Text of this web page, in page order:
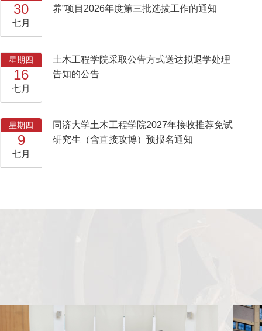
30
七月
养”项目2026年度第三批选拔工作的通知
星期四
16
七月
土木工程学院采取公告方式送达拟退学处理
告知的公告
星期四
9
七月
同济大学土木工程学院2027年接收推荐免试
研究生（含直接攻博）预报名通知
三月 十